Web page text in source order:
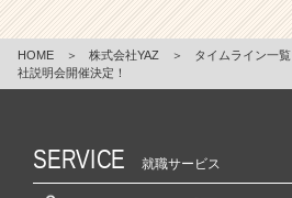
HOME ＞ 株式会社YAZ ＞ タイムライン一覧
社説明会開催決定！
SERVICE 就職サービス